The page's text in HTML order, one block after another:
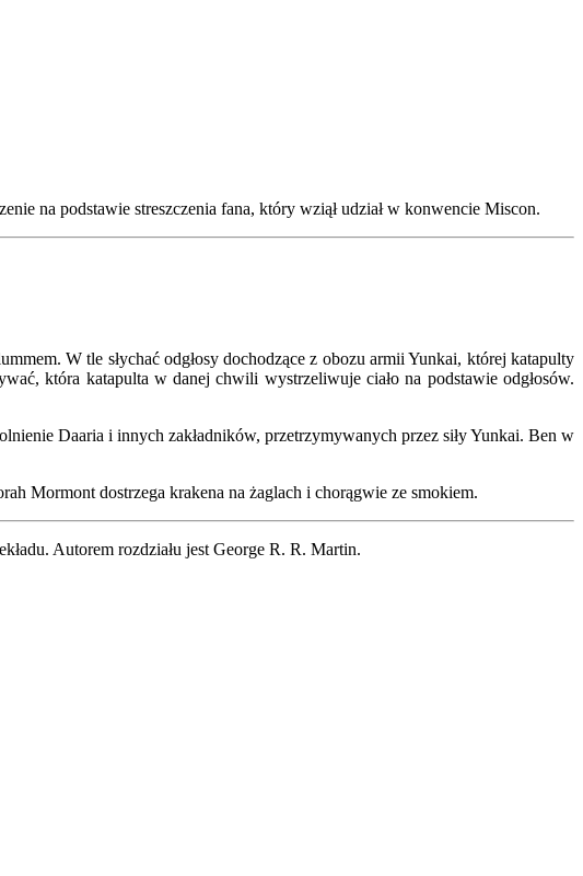
na podstawie streszczenia fana, który wziął udział w konwencie Miscon.
W tle słychać odgłosy dochodzące z obozu armii Yunkai, której katapulty
która katapulta w danej chwili wystrzeliwuje ciało na podstawie odgłosów.
Daaria i innych zakładników, przetrzymywanych przez siły Yunkai. Ben w
Mormont dostrzega krakena na żaglach i chorągwie ze smokiem.
Autorem rozdziału jest George R. R. Martin.